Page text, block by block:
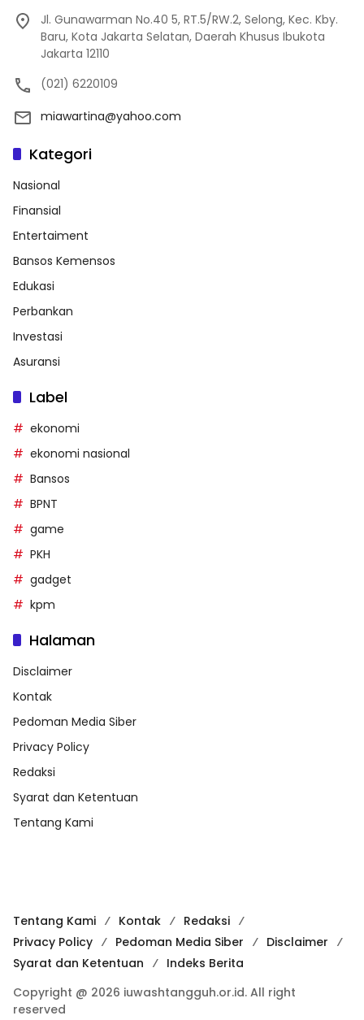
Jl. Gunawarman No.40 5, RT.5/RW.2, Selong, Kec. Kby.
Baru, Kota Jakarta Selatan, Daerah Khusus Ibukota
Jakarta 12110
(021) 6220109
miawartina@yahoo.com
Kategori
Nasional
Finansial
Entertaiment
Bansos Kemensos
Edukasi
Perbankan
Investasi
Asuransi
Label
ekonomi
ekonomi nasional
Bansos
BPNT
game
PKH
gadget
kpm
Halaman
Disclaimer
Kontak
Pedoman Media Siber
Privacy Policy
Redaksi
Syarat dan Ketentuan
Tentang Kami
Tentang Kami Kontak
Redaksi
Privacy Policy
Pedoman Media Siber
Disclaimer
Syarat dan Ketentuan
Indeks Berita
Copyright @ 2026 iuwashtangguh.or.id. All right
reserved